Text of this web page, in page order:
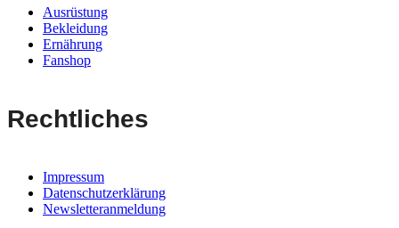
Ausrüstung
Bekleidung
Ernährung
Fanshop
Rechtliches
Impressum
Datenschutzerklärung
Newsletteranmeldung